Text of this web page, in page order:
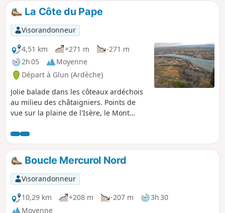
le Vercors et les Alpes. La table d'orientation vous indiquera
tout ça.La Côte du Pape
Visorandonneur
4,51 km
+271 m
-271 m
2h 05
Moyenne
Départ à Glun (Ardèche)
Jolie balade dans les côteaux ardéchois
au milieu des châtaigniers. Points de
vue sur la plaine de l'Isère, le Mont
Boucle Mercurol Nord
Visorandonneur
10,29 km
+208 m -207 m
3h 30
Moyenne